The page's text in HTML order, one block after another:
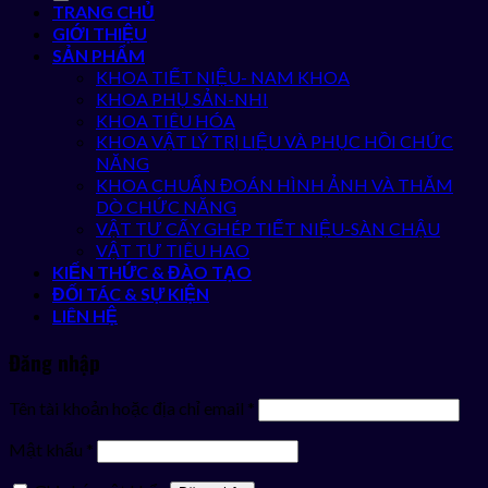
TRANG CHỦ
GIỚI THIỆU
SẢN PHẨM
KHOA TIẾT NIỆU- NAM KHOA
KHOA PHỤ SẢN-NHI
KHOA TIÊU HÓA
KHOA VẬT LÝ TRỊ LIỆU VÀ PHỤC HỒI CHỨC
NĂNG
KHOA CHUẨN ĐOÁN HÌNH ẢNH VÀ THĂM
DÒ CHỨC NĂNG
VẬT TƯ CẤY GHÉP TIẾT NIỆU-SÀN CHẬU
VẬT TƯ TIÊU HAO
KIẾN THỨC & ĐÀO TẠO
ĐỐI TÁC & SỰ KIỆN
LIÊN HỆ
Đăng nhập
Tên tài khoản hoặc địa chỉ email *
Mật khẩu *